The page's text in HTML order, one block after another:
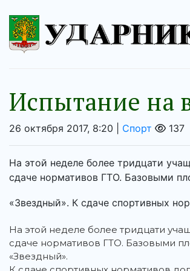
Испытание на
26 октября 2017, 8:20 | Спорт 137
На этой неделе более тридцати
сдаче нормативов ГТО. Базовыми
«Звездный». К сдаче спортивных
На этой неделе более тридцати
сдаче нормативов ГТО. Базовыми
«Звездный».